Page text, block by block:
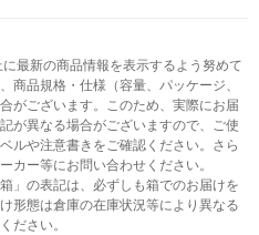
最新の商品情報を表示するよう努めて
商品規格・仕様（容量、パッケージ、
がございます。このため、実際にお届
が異なる場合がございますので、ご使
ルや注意書きをご確認ください。さら
カー等にお問い合わせください。
」の表記は、必ずしも箱でのお届けを
形態は倉庫の在庫状況等により異なる
ださい。